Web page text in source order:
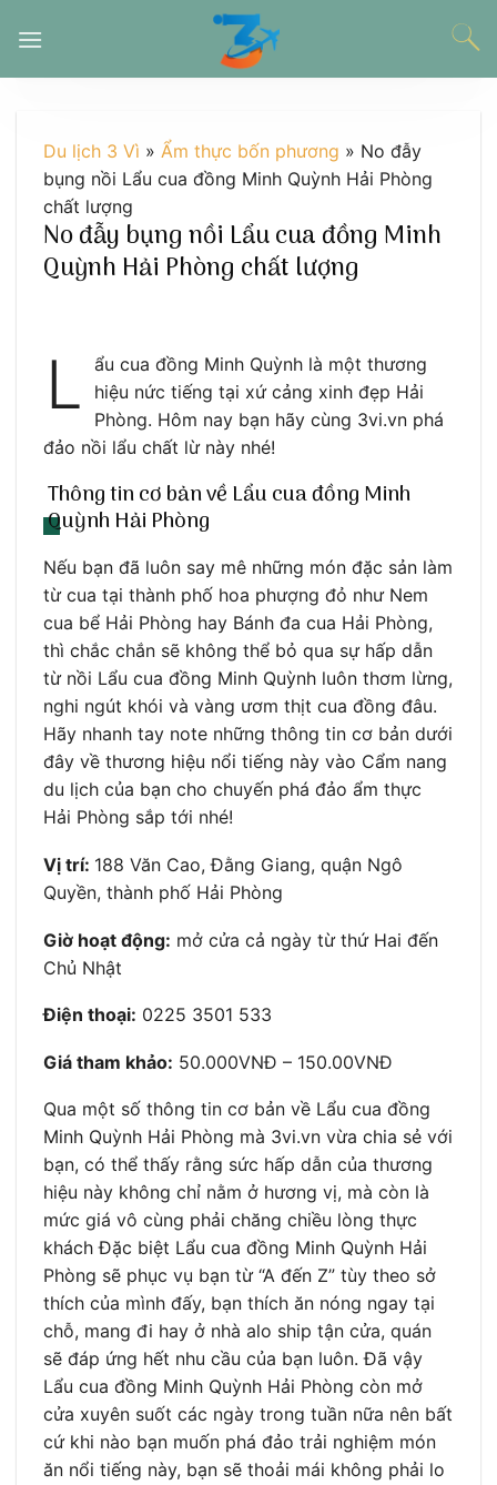
đến
Du lịch 3 Vì » Ẩm thực bốn phương » No đẫy
bụng nồi Lẩu cua đồng Minh Quỳnh Hải Phòng
chất lượng
No đẫy bụng nồi Lẩu cua đồng Minh
Quỳnh Hải Phòng chất lượng
L
ẩu cua đồng Minh Quỳnh là một thương
hiệu nức tiếng tại xứ cảng xinh đẹp Hải
Phòng. Hôm nay bạn hãy cùng 3vi.vn phá
đảo nồi lẩu chất lừ này nhé!
Thông tin cơ bản về Lẩu cua đồng Minh
Quỳnh Hải Phòng
Nếu bạn đã luôn say mê những món đặc sản làm
từ cua tại thành phố hoa phượng đỏ như Nem
cua bể Hải Phòng hay Bánh đa cua Hải Phòng,
thì chắc chắn sẽ không thể bỏ qua sự hấp dẫn
từ nồi Lẩu cua đồng Minh Quỳnh luôn thơm lừng,
nghi ngút khói và vàng ươm thịt cua đồng đâu.
Hãy nhanh tay note những thông tin cơ bản dưới
đây về thương hiệu nổi tiếng này vào Cẩm nang
du lịch của bạn cho chuyến phá đảo ẩm thực
Hải Phòng sắp tới nhé!
Vị trí: 188 Văn Cao, Đằng Giang, quận Ngô
Quyền, thành phố Hải Phòng
Giờ hoạt động: mở cửa cả ngày từ thứ Hai đến
Chủ Nhật
Điện thoại: 0225 3501 533
Giá tham khảo: 50.000VNĐ – 150.00VNĐ
Qua một số thông tin cơ bản về Lẩu cua đồng
Minh Quỳnh Hải Phòng mà 3vi.vn vừa chia sẻ với
bạn, có thể thấy rằng sức hấp dẫn của thương
hiệu này không chỉ nằm ở hương vị, mà còn là
mức giá vô cùng phải chăng chiều lòng thực
khách Đặc biệt Lẩu cua đồng Minh Quỳnh Hải
Phòng sẽ phục vụ bạn từ “A đến Z” tùy theo sở
thích của mình đấy, bạn thích ăn nóng ngay tại
chỗ, mang đi hay ở nhà alo ship tận cửa, quán
sẽ đáp ứng hết nhu cầu của bạn luôn. Đã vậy
Lẩu cua đồng Minh Quỳnh Hải Phòng còn mở
cửa xuyên suốt các ngày trong tuần nữa nên bất
cứ khi nào bạn muốn phá đảo trải nghiệm món
ăn nổi tiếng này, bạn sẽ thoải mái không phải lo